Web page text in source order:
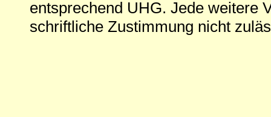
entsprechend UHG. Jede weitere
schriftliche Zustimmung nicht